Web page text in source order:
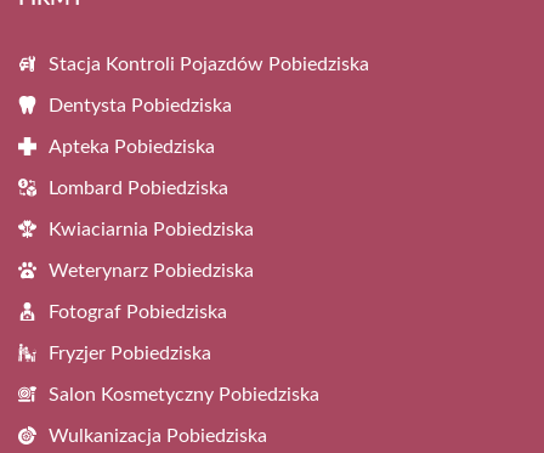
Stacja Kontroli Pojazdów Pobiedziska
Dentysta Pobiedziska
Apteka Pobiedziska
Lombard Pobiedziska
Kwiaciarnia Pobiedziska
Weterynarz Pobiedziska
Fotograf Pobiedziska
Fryzjer Pobiedziska
Salon Kosmetyczny Pobiedziska
Wulkanizacja Pobiedziska